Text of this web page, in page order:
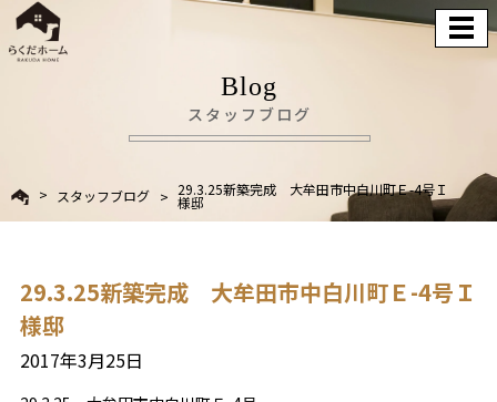
Blog
スタッフブログ
スタッフブログ 29.3.25新築完成 大牟田市中白川町Ｅ-4号Ｉ
様邸
29.3.25新築完成 大牟田市中白川町Ｅ-4号Ｉ
様邸
2017年3月25日